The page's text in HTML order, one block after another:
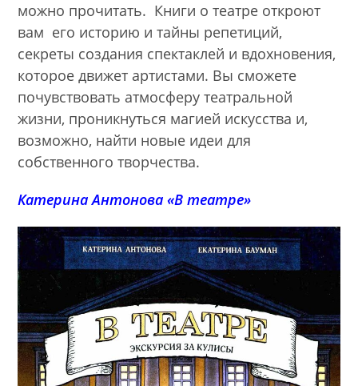
можно прочитать. Книги о театре откроют
вам его историю и тайны репетиций,
секреты создания спектаклей и вдохновения,
которое движет артистами. Вы сможете
почувствовать атмосферу театральной
жизни, проникнуться магией искусства и,
возможно, найти новые идеи для
собственного творчества.
Катерина Антонова «В театре»